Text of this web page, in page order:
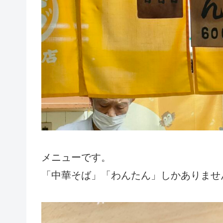
メニューです。
「中華そば」「わんたん」しかありま